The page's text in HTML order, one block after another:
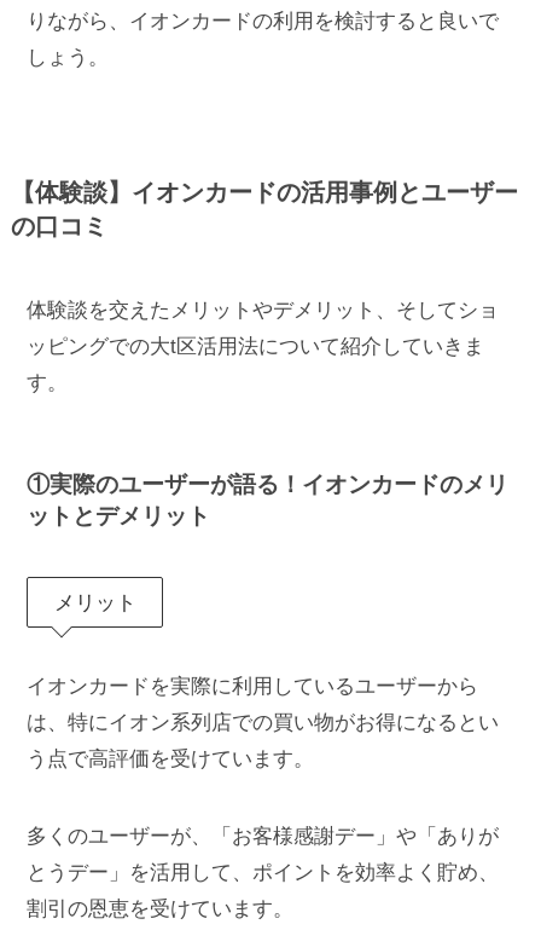
りながら、イオンカードの利用を検討すると良いで
しょう。
【体験談】イオンカードの活用事例とユーザー
の口コミ
体験談を交えたメリットやデメリット、そしてショ
ッピングでの大t区活用法について紹介していきま
す。
①実際のユーザーが語る！イオンカードのメリ
ットとデメリット
メリット
イオンカードを実際に利用しているユーザーから
は、特にイオン系列店での買い物がお得になるとい
う点で高評価を受けています。
多くのユーザーが、「お客様感謝デー」や「ありが
とうデー」を活用して、ポイントを効率よく貯め、
割引の恩恵を受けています。